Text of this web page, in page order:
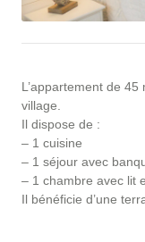
L’appartement de
village.
Il dispose de :
– 1 cuisine
– 1 séjour avec
– 1 chambre avec lit
Il bénéficie d’une